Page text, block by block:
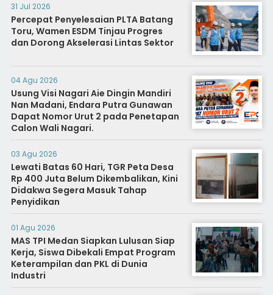
31 Jul 2026
Percepat Penyelesaian PLTA Batang
Toru, Wamen ESDM Tinjau Progres
dan Dorong Akselerasi Lintas Sektor
04 Agu 2026
Usung Visi Nagari Aie Dingin Mandiri
Nan Madani, Endara Putra Gunawan
Dapat Nomor Urut 2 pada Penetapan
Calon Wali Nagari.
03 Agu 2026
Lewati Batas 60 Hari, TGR Peta Desa
Rp 400 Juta Belum Dikembalikan, Kini
Didakwa Segera Masuk Tahap
Penyidikan
01 Agu 2026
MAS TPI Medan Siapkan Lulusan Siap
Kerja, Siswa Dibekali Empat Program
Keterampilan dan PKL di Dunia
Industri